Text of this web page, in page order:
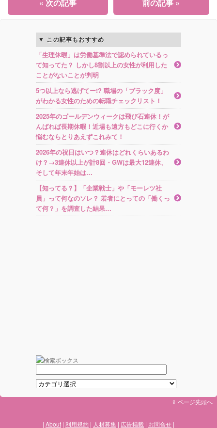
前の記事 »
« 次の記事
この記事もおすすめ
「生理休暇」は労働基準法で認められているっ
て知ってた？ しかし8割以上の女性が利用した
ことがないことが判明
5つ以上なら逃げてー!? 職場の「ブラック度」
がわかる女性のための転職チェックリスト！
2025年のゴールデンウィークは飛び石連休！が
んばれば長期休暇！近場も遠方もどこに行くか
悩むならとりあえずこれみて！
2026年の祝日はいつ？連休はどれくらいあるわ
け？→3連休以上が計8回・GWは最大12連休、
そして年末年始は…
【知ってる？】「企業戦士」や「モーレツ社
員」って何なのソレ？ 若者にとっての「働くっ
て何？」を調査した結果…
⇪ ページ先頭へ
About 利用規約 人材募集 広告掲載 お問合せ